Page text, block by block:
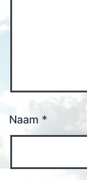
Naam *